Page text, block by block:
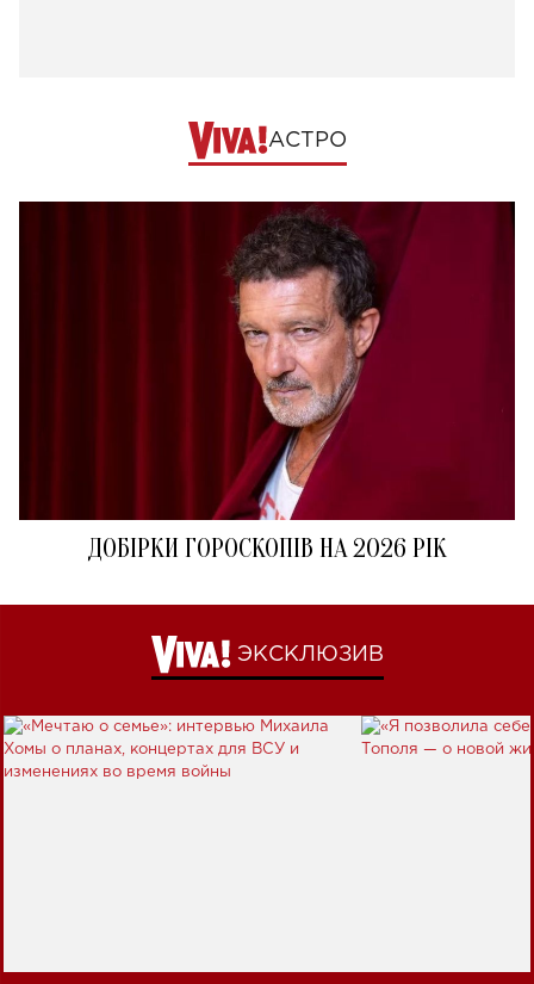
АСТРО
ДОБІРКИ ГОРОСКОПІВ НА 2026 РІК
ЭКСКЛЮЗИВ